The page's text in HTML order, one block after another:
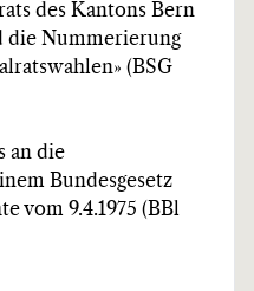
des Kantons Bern
die Nummerierung
(BSG
an die
Bundesgesetz
vom 9.4.1975 (BBl